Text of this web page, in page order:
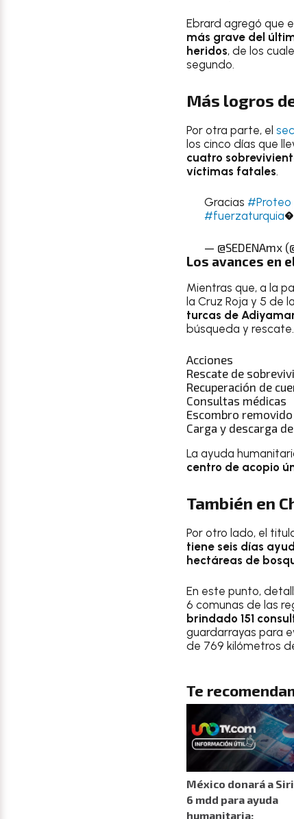
Ebrard agregó que el
más grave del
heridos, de los
segundo.
Más logros
Por otra parte, el
los cinco días que
cuatro
víctimas fatales.
Gracias #Proteo
#fuerzaturquia
— @SEDENAmx
Los avances en
Mientras que, a la
la Cruz Roja y 5 de
turcas de
búsqueda y rescate.
Acciones
Rescate de
Recuperación de
Consultas médicas
Escombro removido
Carga y descarga
La ayuda
centro de acopio
También en
Por otro lado, el
tiene seis días
hectáreas de
En este punto,
6 comunas de las
brindado 151
guardarrayas para
de 769 kilómetros
Te
México donará a
6 mdd para ayuda
humanitaria;